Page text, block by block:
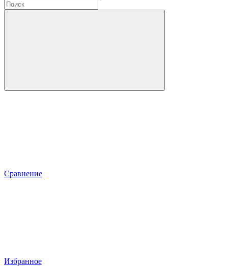
Сравнение
Избранное